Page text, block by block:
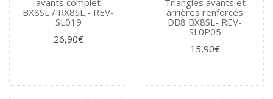
BX8SL / RX8SL - REV-
SL019
26,90€
arrières renforcés
DB8 BX8SL- REV-
SL0P05
15,90€